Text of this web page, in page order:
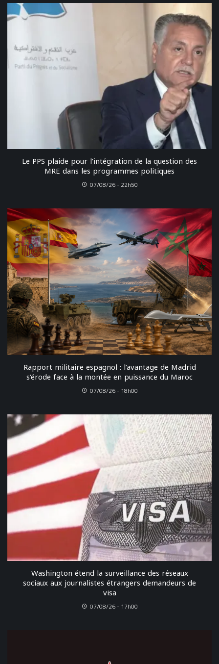
Le PPS plaide pour l’intégration de la question des
MRE dans les programmes politiques
07/08/26 - 22h50
Rapport militaire espagnol : l’avantage de Madrid
s’érode face à la montée en puissance du Maroc
07/08/26 - 18h00
Washington étend la surveillance des réseaux
sociaux aux journalistes étrangers demandeurs de
visa
07/08/26 - 17h00